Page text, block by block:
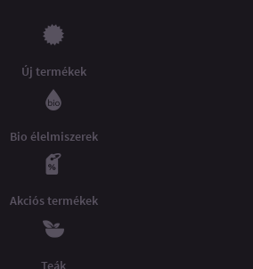
Új termékek
Bio élelmiszerek
Akciós termékek
Teák